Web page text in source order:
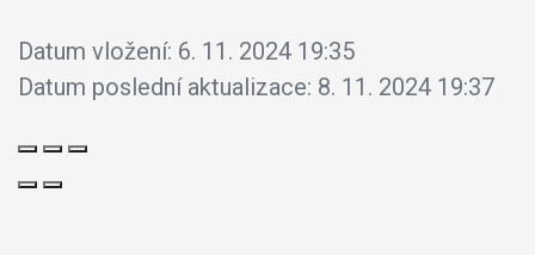
Datum vložení: 6. 11. 2024 19:35
Datum poslední aktualizace: 8. 11. 2024 19:37